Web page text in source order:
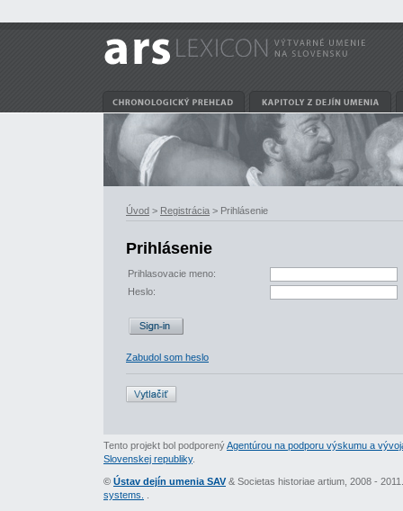
Úvod > Registrácia > Prihlásenie
Prihlásenie
Prihlasovacie meno:
Heslo:
Zabudol som heslo
Tento projekt bol podporenýAgentúrou na podporu výskumu a
Slovenskej republiky.
© Ústav dejín umenia SAV & Societas historiae artium, 2008 -
systems.